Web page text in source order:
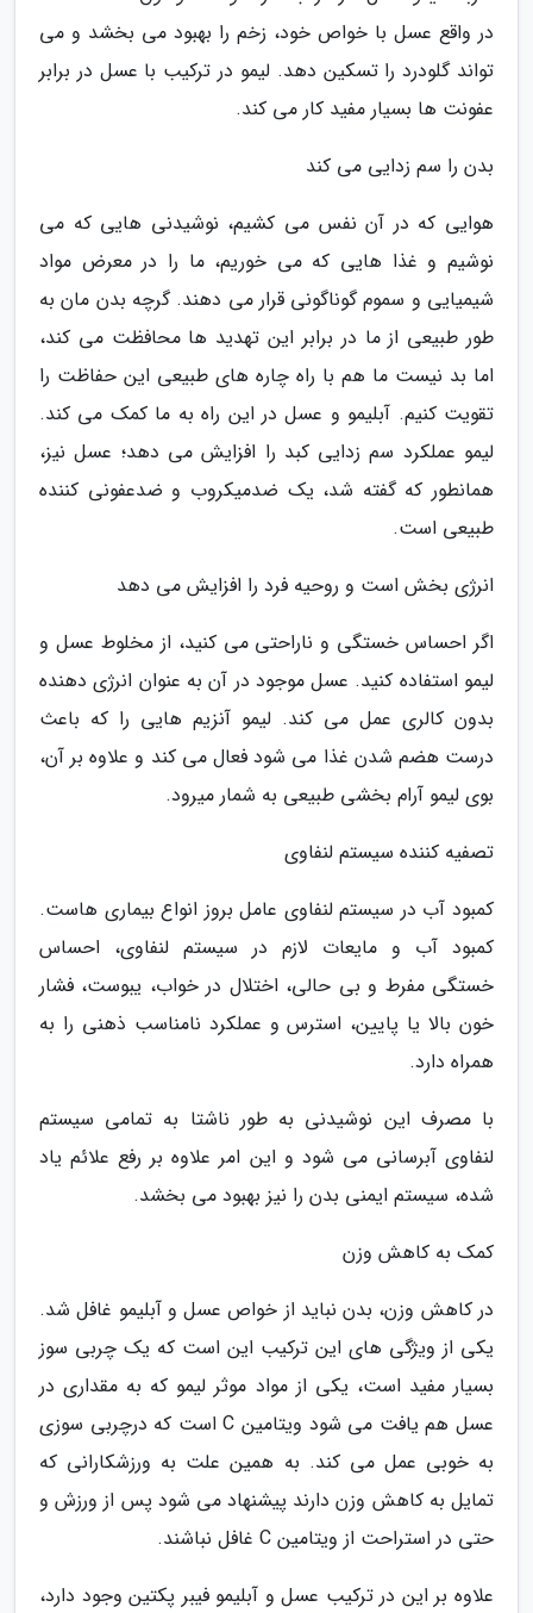
در واقع عسل با خواص خود، زخم را بهبود می بخشد و می
تواند گلودرد را تسکین دهد. لیمو در ترکیب با عسل در برابر
عفونت ها بسیار مفید کار می کند.
بدن را سم زدایی می کند
هوایی که در آن نفس می کشیم، نوشیدنی هایی که می
نوشیم و غذا هایی که می خوریم، ما را در معرض مواد
شیمیایی و سموم گوناگونی قرار می دهند. گرچه بدن مان به
طور طبیعی از ما در برابر این تهدید ها محافظت می کند،
اما بد نیست ما هم با راه چاره های طبیعی این حفاظت را
تقویت کنیم. آبلیمو و عسل در این راه به ما کمک می کند.
لیمو عملکرد سم زدایی کبد را افزایش می دهد؛ عسل نیز،
همانطور که گفته شد، یک ضدمیکروب و ضدعفونی کننده
طبیعی است.
انرژی بخش است و روحیه فرد را افزایش می دهد
اگر احساس خستگی و ناراحتی می کنید، از مخلوط عسل و
لیمو استفاده کنید. عسل موجود در آن به عنوان انرژی دهنده
بدون کالری عمل می کند. لیمو آنزیم هایی را که باعث
درست هضم شدن غذا می شود فعال می کند و علاوه بر آن،
بوی لیمو آرام بخشی طبیعی به شمار میرود.
تصفیه کننده سیستم لنفاوی
کمبود آب در سیستم لنفاوی عامل بروز انواع بیماری هاست.
کمبود آب و مایعات لازم در سیستم لنفاوی، احساس
خستگی مفرط و بی حالی، اختلال در خواب، یبوست، فشار
خون بالا یا پایین، استرس و عملکرد نامناسب ذهنی را به
همراه دارد.
با مصرف این نوشیدنی به طور ناشتا به تمامی سیستم
لنفاوی آبرسانی می شود و این امر علاوه بر رفع علائم یاد
شده، سیستم ایمنی بدن را نیز بهبود می بخشد.
کمک به کاهش وزن
در کاهش وزن، بدن نباید از خواص عسل و آبلیمو غافل شد.
یکی از ویژگی های این ترکیب این است که یک چربی سوز
بسیار مفید است، یکی از مواد موثر لیمو که به مقداری در
عسل هم یافت می شود ویتامین C است که درچربی سوزی
به خوبی عمل می کند. به همین علت به ورزشکارانی که
تمایل به کاهش وزن دارند پیشنهاد می شود پس از ورزش و
حتی در استراحت از ویتامین C غافل نباشند.
علاوه بر این در ترکیب عسل و آبلیمو فیبر پکتین وجود دارد،